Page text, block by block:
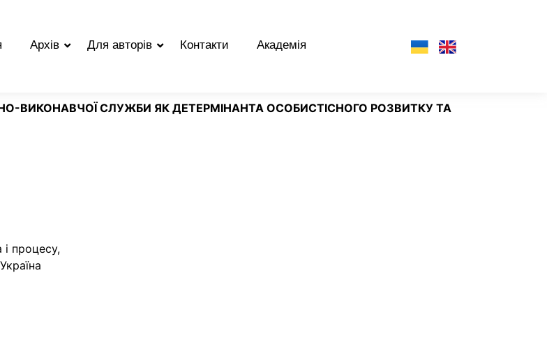
Архів Для авторів Контакти Академія
ВИКОНАВЧОЇ СЛУЖБИ ЯК ДЕТЕРМІНАНТА ОСОБИСТІСНОГО РОЗВИТКУ ТА
і процесу,